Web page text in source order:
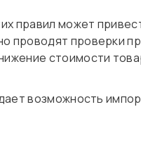
правил может
проводят проверки
стоимости
возможность